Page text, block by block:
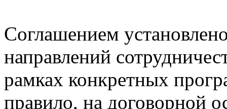
Соглашением
направлений
рамках конкретных
правило, на договорной